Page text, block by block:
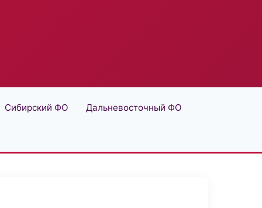
Сибирский ФО Дальневосточный ФО